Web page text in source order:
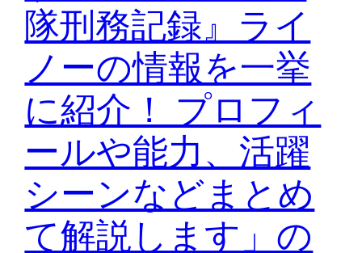
隊刑務記録』ライ
ノーの情報を一挙
に紹介！ プロフィ
ールや能力、活躍
シーンなどまとめ
て解説します」の